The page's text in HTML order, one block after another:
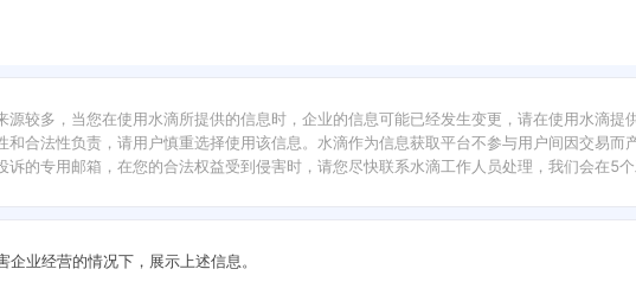
较多，当您在使用水滴所提供的信息时，企业的信息可能已经发生变更，请在使用水滴
合法性负责，请用户慎重选择使用该信息。水滴作为信息获取平台不参与用户间因交易而
诉的专用邮箱，在您的合法权益受到侵害时，请您尽快联系水滴工作人员处理，我们会在5
业经营的情况下，展示上述信息。